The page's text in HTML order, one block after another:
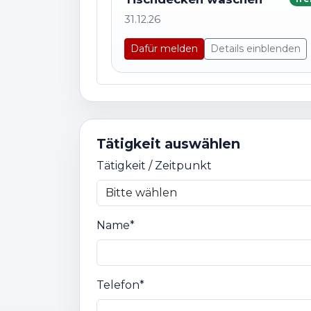
31.12.26
Dafür melden Details einblenden
Tätigkeit auswählen
Tätigkeit / Zeitpunkt
Name*
Telefon*